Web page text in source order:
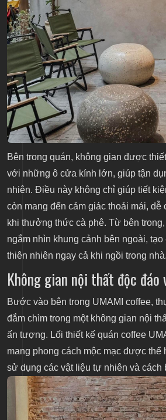
Bên trong quán, không gian được
với những ô cửa kính lớn, giúp tận
nhiên. Điều này không chỉ giúp tiết
còn mang đến cảm giác thoải mái, dễ
khi thưởng thức cà phê. Từ bên
ngắm nhìn khung cảnh bên ngoài,
thiên nhiên ngay cả khi ngồi trong nhà.
Không gian nội thất độc đáo
Bước vào bên trong UMAMI coffee,
đắm chìm trong một không gian nội
ấn tượng. Lối thiết kế quán coffee
mang phong cách mộc mạc được thể
sử dụng các vật liệu tự nhiên và cách